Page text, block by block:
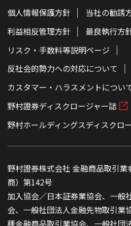
個人情報保護方針
当社の勧誘
利益相反管理方針
最良執行方
リスク・手数料等説明ページ
反社会的勢力への対応について
カスタマー・ハラスメントについ
野村證券ディスクロージャー誌
野村ホールディングスディスクロ
野村證券株式会社 金融商品取引業
商）第142号
加入協会／日本証券業協会、一般
会、一般社団法人金融先物取引業